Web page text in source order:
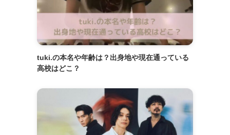
tuki.の本名や年齢は？出身地や現在通っている
高校はどこ？